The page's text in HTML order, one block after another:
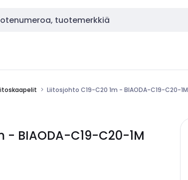
Liitosjohto C19-C20 1m - BIAODA-C19-C20-1M
- BIAODA-C19-C20-1M